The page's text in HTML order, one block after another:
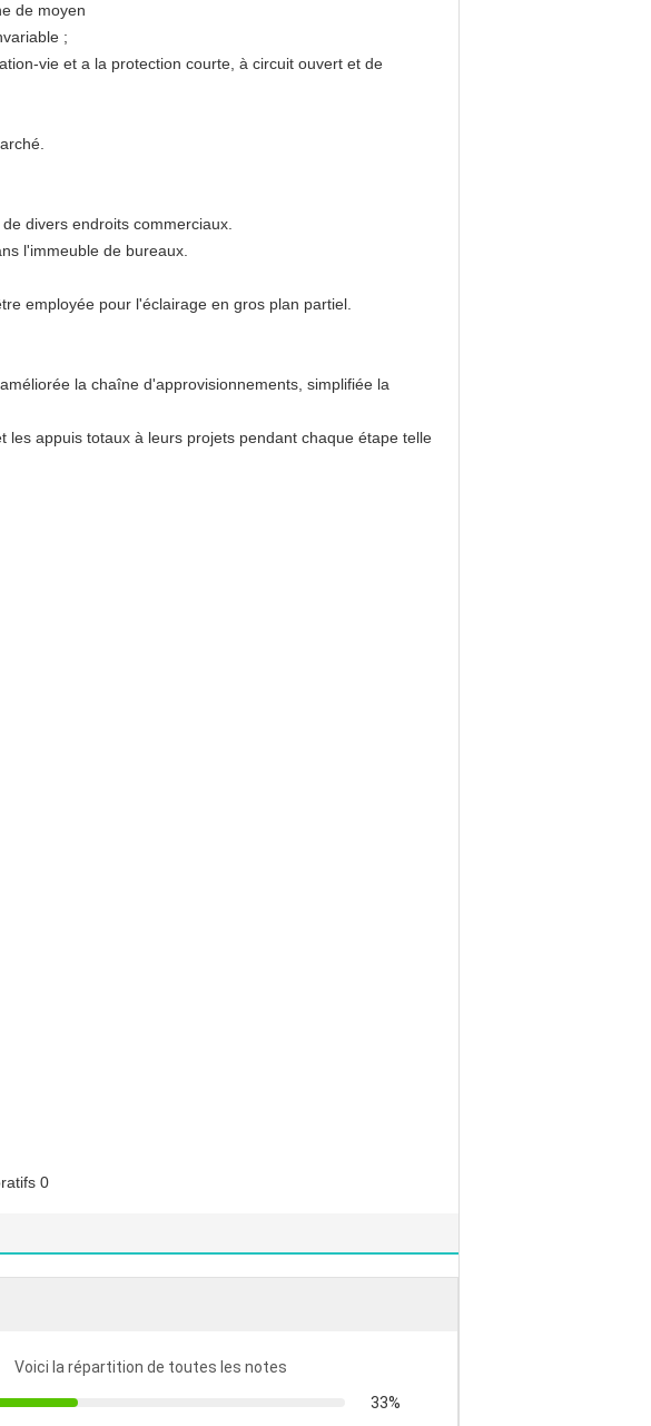
de moyen
;
vie et a la protection courte, à circuit ouvert et de
divers endroits commerciaux.
l'immeuble de bureaux.
employée pour l'éclairage en gros plan partiel.
la chaîne d'approvisionnements, simplifiée la
appuis totaux à leurs projets pendant chaque étape telle
Voici la répartition de toutes les notes
33%